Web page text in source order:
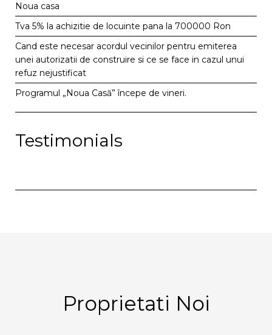
Noua casa
Tva 5% la achizitie de locuinte pana la 700000 Ron
Cand este necesar acordul vecinilor pentru emiterea
unei autorizatii de construire si ce se face in cazul unui
refuz nejustificat
Programul „Noua Casă” începe de vineri.
Testimonials
Proprietati Noi